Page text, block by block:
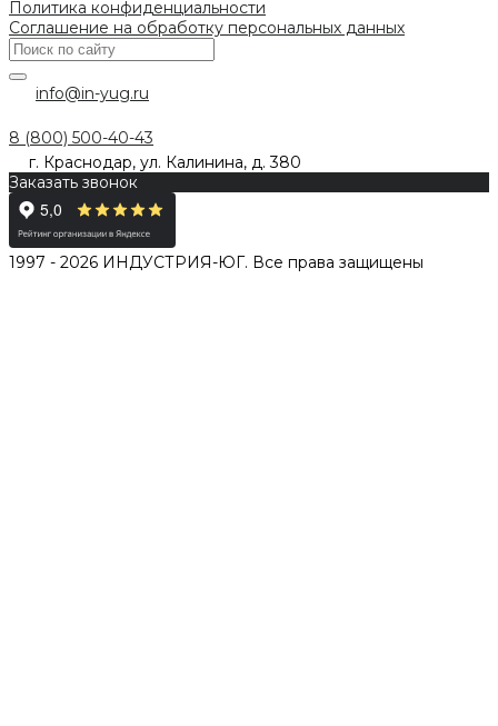
Политика конфиденциальности
Соглашение на обработку персональных данных
info@in-yug.ru
8 (800) 500-40-43
г. Краснодар, ул. Калинина, д. 380
Заказать звонок
1997 - 2026 ИНДУСТРИЯ-ЮГ. Все права защищены